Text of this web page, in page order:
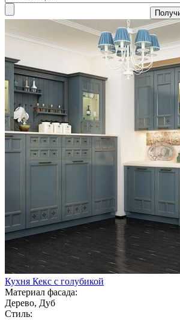
Кухня Кекс с голубикой
Материал фасада:
Дерево, Дуб
Стиль: